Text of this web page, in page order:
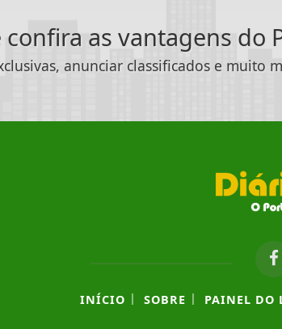
confira as vantagens do
anunciar classificados e muito
INÍCIO | SOBRE | PAINEL DO